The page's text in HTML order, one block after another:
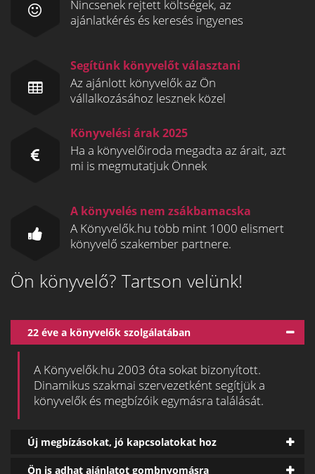
Nincsenek rejtett költségek, az
ajánlatkérés és keresés ingyenes
Segítünk könyvelőt választani
Az ajánlott könyvelők az Ön
vállalkozásához lesznek közel
Könyvelési árak 2025
Ha a könyvelőiroda megadta az árait, azt
mi is megmutatjuk Önnek
A könyvelés nem zsákbamacska
A Könyvelők.hu több mint 1000 elismert
könyvelő szakember partnere.
Ön könyvelő? Tartson velünk!
22 éve a könyvelők szolgálatában
A Könyvelők.hu 2003 óta sokat bizonyított.
Dinamikus szakmai szervezetként segítjük a
könyvelők és megbízóik egymásra találását.
Új megbízásokat, jó kapcsolatokat hoz
Ön is adhat ajánlatot gombnyomásra